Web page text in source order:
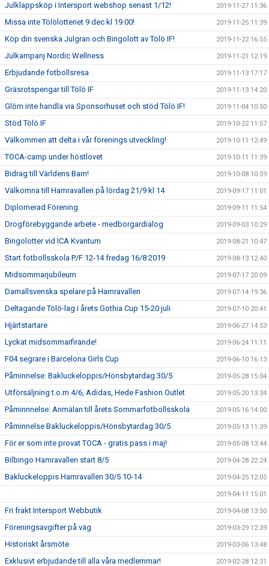
Julklappsköp i Intersport webshop senast 1/12! 2019-11-27 11:36
Missa inte Tölölotteriet 9 dec kl 19.00! 2019-11-25 11:39
Köp din svenska Julgran och Bingolott av Tölö IF! 2019-11-22 16:55
Julkampanj Nordic Wellness 2019-11-21 12:19
Erbjudande fotbollsresa 2019-11-13 17:17
Gräsrotspengar till Tölö IF 2019-11-13 14:20
Glöm inte handla via Sponsorhuset och stöd Tölö IF! 2019-11-04 10:50
Stöd Tölö IF 2019-10-22 11:57
Välkommen att delta i vår förenings utveckling! 2019-10-11 12:49
TOCA-camp under höstlovet 2019-10-11 11:39
Bidrag till Världens Barn! 2019-10-08 10:59
Välkomna till Hamravallen på lördag 21/9 kl 14 2019-09-17 11:01
Diplomerad Förening 2019-09-11 11:54
Drogförebyggande arbete - medborgardialog 2019-09-03 10:29
Bingolotter vid ICA Kvantum 2019-08-21 10:47
Start fotbollsskola P/F 12-14 fredag 16/8 2019 2019-08-13 12:40
Midsommarjubileum 2019-07-17 20:09
Damallsvenska spelare på Hamravallen 2019-07-14 19:36
Deltagande Tölö-lag i årets Gothia Cup 15-20 juli 2019-07-10 20:41
Hjärtstartare 2019-06-27 14:53
Lyckat midsommarfirande! 2019-06-24 11:11
F04 segrare i Barcelona Girls Cup 2019-06-10 16:13
Påminnelse: Bakluckeloppis/Hönsbytardag 30/5 2019-05-28 15:04
Utförsäljning t.o.m 4/6, Adidas, Hede Fashion Outlet 2019-05-20 13:34
Påminnnelse: Anmälan till årets Sommarfotbollsskola 2019-05-16 14:00
Påminnelse Bakluckeloppis/Hönsbytardag 30/5 2019-05-13 11:39
För er som inte provat TOCA - gratis pass i maj! 2019-05-08 13:44
Bilbingo Hamravallen start 8/5 2019-04-28 22:24
Bakluckeloppis Hamravallen 30/5 10-14 2019-04-25 12:05
2019-04-11 15:01
Fri frakt Intersport Webbutik 2019-04-08 13:50
Föreningsavgifter på väg 2019-03-29 12:39
Historiskt årsmöte 2019-03-06 13:48
Exklusivt erbjudande till alla våra medlemmar! 2019-02-28 12:31